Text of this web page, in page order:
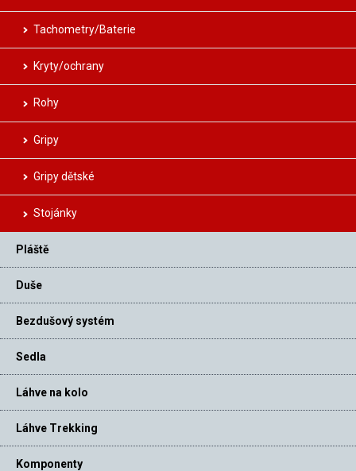
Tachometry/Baterie
Kryty/ochrany
Rohy
Gripy
Gripy dětské
Stojánky
Pláště
Duše
Bezdušový systém
Sedla
Láhve na kolo
Láhve Trekking
Komponenty